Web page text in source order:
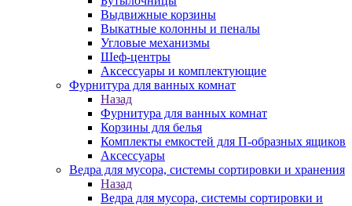
Выдвижные корзины
Выкатные колонны и пеналы
Угловые механизмы
Шеф-центры
Аксессуары и комплектующие
Фурнитура для ванных комнат
Назад
Фурнитура для ванных комнат
Корзины для белья
Комплекты емкостей для П-образных ящиков
Аксессуары
Ведра для мусора, системы сортировки и хранения
Назад
Ведра для мусора, системы сортировки и